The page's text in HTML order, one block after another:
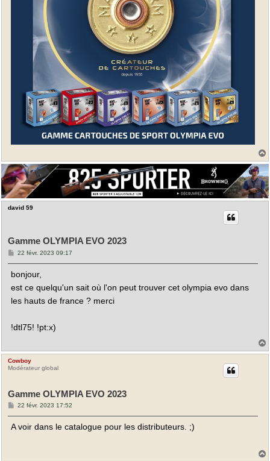
t
david 59
Gamme OLYMPIA EVO 2023
M
s
g
22 févr. 2023 09:17
bonjour,
est ce quelqu'un sait où l'on peut trouver cet olympia evo dans
les hauts de france ? merci
!dtl75! !pt:x)
Cowboy
Modérateur global
Gamme OLYMPIA EVO 2023
M
s
22 févr. 2023 17:52
A voir dans le catalogue pour les distributeurs. ;)